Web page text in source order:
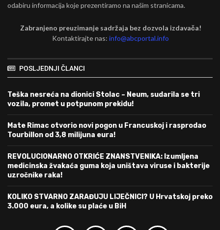
odabiru informacija koje prezentiramo na našim stranicama.
Zabranjeno preuzimanje sadržaja bez dozvola izdavača!
Kontaktirajte nas:info@abcportal.info
POSLJEDNJI ČLANCI
Teška nesreća na dionici Stolac – Neum, sudarila se tri
vozila, promet u potpunom prekidu!
Mate Rimac otvorio novi pogon u Francuskoj i rasprodao
Tourbillon od 3,8 milijuna eura!
REVOLUCIONARNO OTKRIĆE ZNANSTVENIKA: Izumljena
medicinska žvakaća guma koja uništava viruse i bakterije
uzročnike raka!
KOLIKO STVARNO ZARAĐUJU LIJEČNICI? U Hrvatskoj preko
3.000 eura, a kolike su plaće u BiH